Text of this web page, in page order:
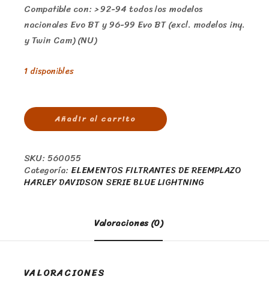
Compatible con: > 92-94 todos los modelos
nacionales Evo BT y 96-99 Evo BT (excl. modelos iny.
y Twin Cam) (NU)
1 disponibles
Añadir al carrito
SKU:560055
Categoría: ELEMENTOS FILTRANTES DE REEMPLAZO
HARLEY DAVIDSON SERIE BLUE LIGHTNING
Valoraciones (0)
VALORACIONES